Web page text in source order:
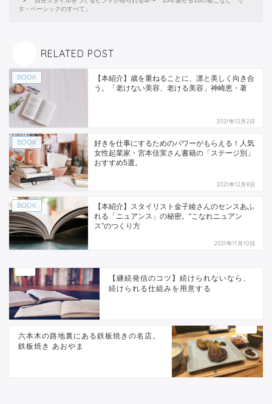
タ・ベーシックのすべて」
RELATED POST
BOOK
【本紹介】歳を重ねることに、凛と美しく向き合
う。「老けない美容、老ける美容」神崎恵・著
2021年12月2日
BOOK
好きを仕事にするためのパワーがもらえる！人気
女性起業家・宮本佳実さん書籍の「ステージ別」
おすすめ5選。
2021年12月8日
BOOK
【本紹介】スタイリスト金子綾さんのセンスあふ
れる「ニュアンス」の秘密。“こなれニュアン
ス”のつくり方
2021年11月10日
【継続発信のコツ】続けられないなら、
続けられる仕組みを用意する
六本木の路地裏にある鉄板焼きの名店。
鉄板焼き あおやま